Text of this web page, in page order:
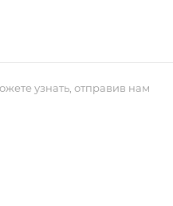
узнать, отправив нам